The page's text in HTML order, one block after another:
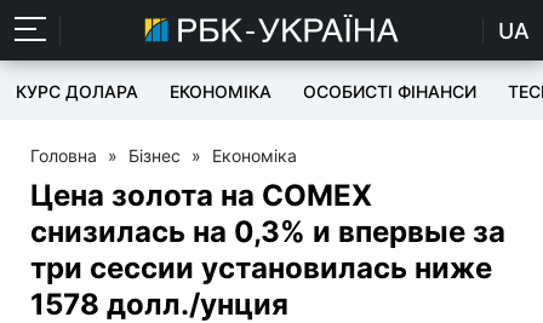
UA
КУРС ДОЛАРА ЕКОНОМІКА ОСОБИСТІ ФІНАНСИ
Головна » Бізнес » Економіка
Цена золота на COMEX
снизилась на 0,3% и впервые за
три сессии установилась ниже
1578 долл./унция